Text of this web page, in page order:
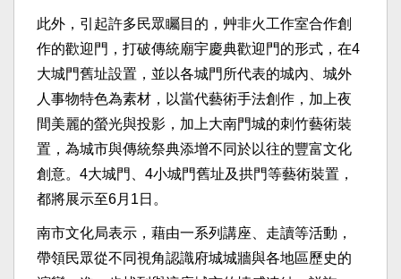
此外，引起許多民眾矚目的，艸非火工作室合作創
作的歡迎門，打破傳統廟宇慶典歡迎門的形式，在4
大城門舊址設置，並以各城門所代表的城內、城外
人事物特色為素材，以當代藝術手法創作，加上夜
間美麗的螢光與投影，加上大南門城的刺竹藝術裝
置，為城市與傳統祭典添增不同於以往的豐富文化
創意。4大城門、4小城門舊址及拱門等藝術裝置，
都將展示至6月1日。
南市文化局表示，藉由一系列講座、走讀等活動，
帶領民眾從不同視角認識府城城牆與各地區歷史的